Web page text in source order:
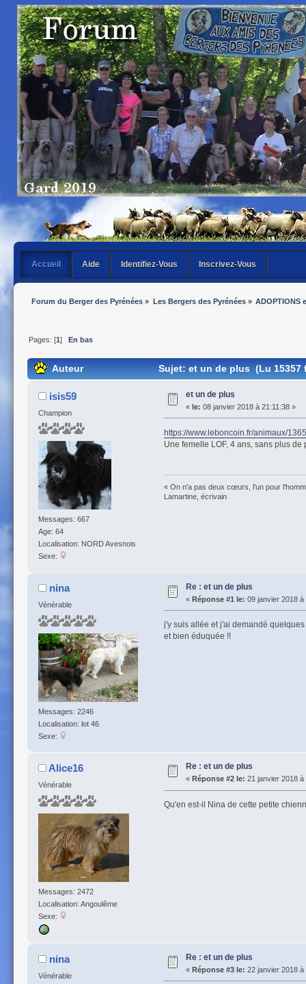
Accueil Aide Identifiez-Vous Inscrivez-Vous
Forum du Berger des Pyrénées » Les Bergers des Pyrénées» ADOPTIONS
Pages: [1] En bas
Auteur Sujet: et un de plus (Lu 15357
isis59
Champion
Messages: 667
Age: 64
Localisation: NORD Avesnois
Sexe:
et un de plus
« le: 08 janvier 2018 à 21:11:38 »
https://www.leboncoin.fr/animaux/
Une femelle LOF, 4 ans, sans plus
« On n'a pas deux cœurs, l'un pour
Lamartine, écrivain
nina
Vénérable
Messages: 2246
Localisation: lot 46
Sexe:
Re : et un de plus
« Réponse #1 le: 09 janvier 2018 à
j'y suis allée et j'ai demandé
et bien éduquée !!
Alice16
Vénérable
Messages: 2472
Localisation: Angoulême
Sexe:
Re : et un de plus
« Réponse #2 le: 21 janvier 2018 à
Qu'en est-il Nina de cette petite
nina
Vénérable
Re : et un de plus
« Réponse #3 le: 22 janvier 2018 à